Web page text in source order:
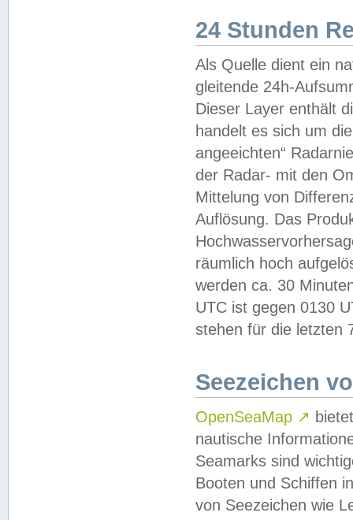
24 Stunden
Als Quelle dient ein
gleitende 24h-
Dieser Layer enthält
handelt es sich um
angeeichten“
der Radar- mit den
Mittelung von
Auflösung. Das
räumlich hoch
werden ca. 30
UTC ist gegen 0130
stehen für die letzten
Seezeichen
OpenSeaMap ↗
nautische
Seamarks sind
Booten und Schiffen
von Seezeichen wie